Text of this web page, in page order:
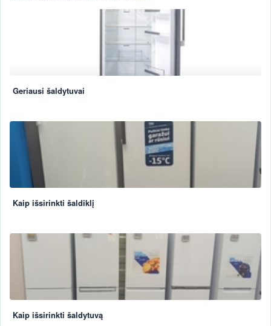
Geriausi šaldytuvai
Kaip išsirinkti šaldiklį
Kaip išsirinkti šaldytuvą